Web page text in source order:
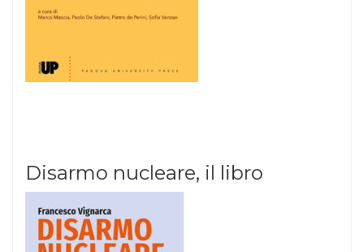
Disarmo nucleare, il libro